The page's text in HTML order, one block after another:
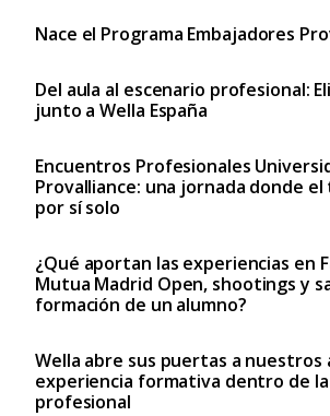
Nace el Programa Embajadores
Del aula al escenario profesional:
junto a Wella España
Encuentros Profesionales
Provalliance: una jornada donde
por sí solo
¿Qué aportan las experiencias en
Mutua Madrid Open, shootings y
formación de un alumno?
Wella abre sus puertas a nuestros
experiencia formativa dentro de
profesional